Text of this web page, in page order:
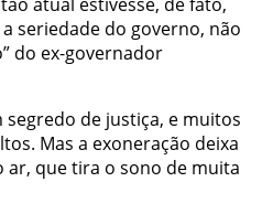
atual estivesse, de fato,
seriedade do governo, não
do ex-governador
de justiça, e muitos
Mas a exoneração deixa
ar, que tira o sono de muita